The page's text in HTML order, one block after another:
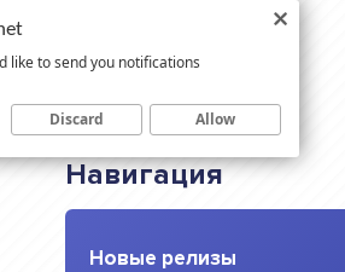
Навигация
Новые релизы
like to send you notifications
Discard Allow